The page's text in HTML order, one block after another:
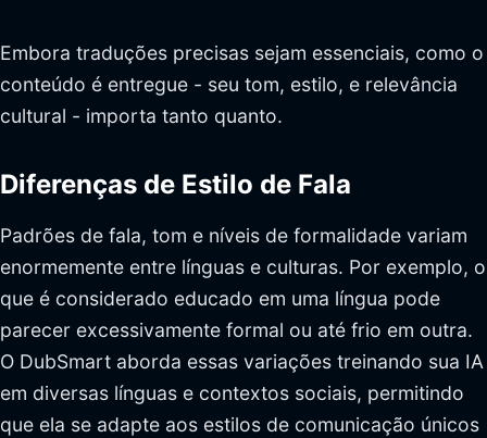
Embora traduções precisas sejam essenciais, como o
conteúdo é entregue - seu tom, estilo, e relevância
cultural - importa tanto quanto.
Diferenças de Estilo de Fala
Padrões de fala, tom e níveis de formalidade variam
enormemente entre línguas e culturas. Por exemplo, o
que é considerado educado em uma língua pode
parecer excessivamente formal ou até frio em outra.
O DubSmart aborda essas variações treinando sua IA
em diversas línguas e contextos sociais, permitindo
que ela se adapte aos estilos de comunicação únicos